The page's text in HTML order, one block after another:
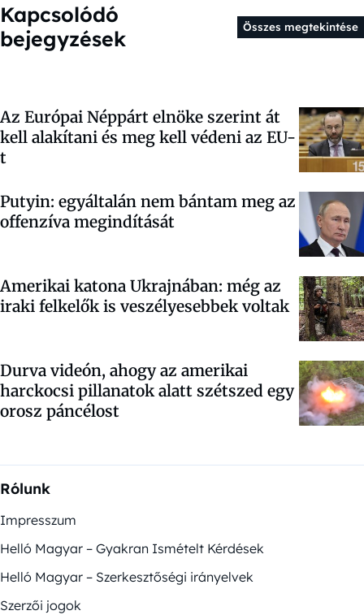
Kapcsolódó
bejegyzések
Összes megtekintése
Az Európai Néppárt elnöke szerint át
kell alakítani és meg kell védeni az EU-
t
Putyin: egyáltalán nem bántam meg az
offenzíva megindítását
Amerikai katona Ukrajnában: még az
iraki felkelők is veszélyesebbek voltak
Durva videón, ahogy az amerikai
harckocsi pillanatok alatt szétszed egy
orosz páncélost
Rólunk
Impresszum
Helló Magyar – Gyakran Ismételt Kérdések
Helló Magyar – Szerkesztőségi irányelvek
Szerzői jogok